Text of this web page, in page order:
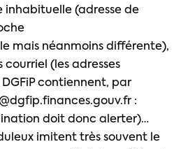
(adresse de
mais néanmoins différente),
courriel (les adresses
contiennent, par
:
doit donc alerter)…
imitent très souvent le